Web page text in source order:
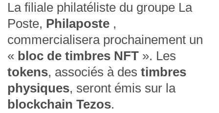
La filiale philatéliste du groupe La
Poste, Philaposte ,
commercialisera prochainement un
« bloc de timbres NFT ». Les
tokens, associés à des timbres
physiques, seront émis sur la
blockchain Tezos.